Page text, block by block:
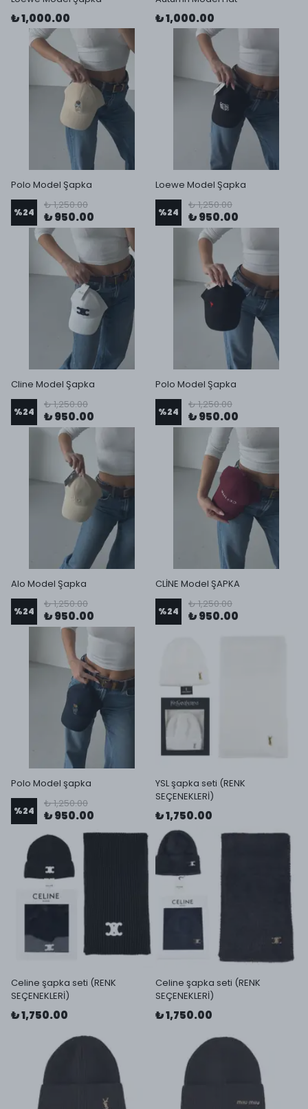
₺ 1,000.00 ₺ 1,000.00
Polo Model Şapka
%24
₺ 1,250.00
₺ 950.00
Loewe Model Şapka
%24
₺ 1,250.00
₺ 950.00
Cline Model Şapka
%24
₺ 1,250.00
₺ 950.00
Polo Model Şapka
%24
₺ 1,250.00
₺ 950.00
Alo Model Şapka
%24
₺ 1,250.00
₺ 950.00
CLİNE Model ŞAPKA
%24
₺ 1,250.00
₺ 950.00
Polo Model şapka
%24
₺ 1,250.00
₺ 950.00
YSL şapka seti (RENK
SEÇENEKLERİ)
₺ 1,750.00
Celine şapka seti (RENK
SEÇENEKLERİ)
₺ 1,750.00
Celine şapka seti (RENK
SEÇENEKLERİ)
₺ 1,750.00